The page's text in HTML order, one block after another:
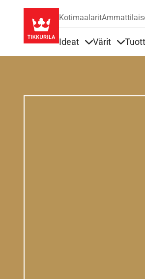
Kotimaalarit
Ideat Värit